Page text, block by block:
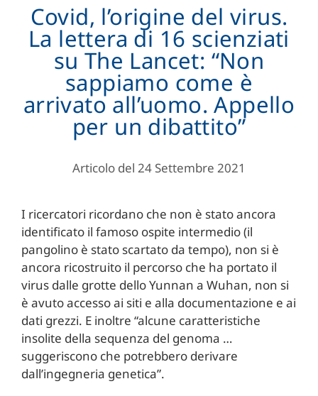
Covid, l’origine del virus.
La lettera di 16 scienziati
su The Lancet: “Non
sappiamo come è
arrivato all’uomo. Appello
per un dibattito”
Articolo del 24 Settembre 2021
I ricercatori ricordano che non è stato ancora
identificato il famoso ospite intermedio (il
pangolino è stato scartato da tempo), non si è
ancora ricostruito il percorso che ha portato il
virus dalle grotte dello Yunnan a Wuhan, non si
è avuto accesso ai siti e alla documentazione e ai
dati grezzi. E inoltre “alcune caratteristiche
insolite della sequenza del genoma …
suggeriscono che potrebbero derivare
dall’ingegneria genetica”.